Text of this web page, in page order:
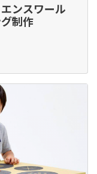
ンスワール
制作